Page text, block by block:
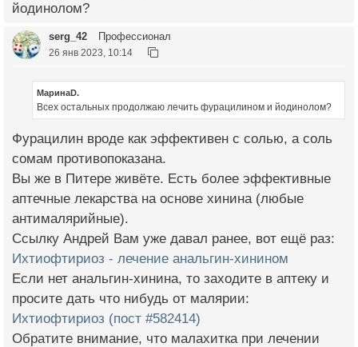
йодинолом?
serg_42 Профессионал
26 янв 2023, 10:14
МаринаD.
Всех остальных продолжаю лечить фурацилином и йодинолом?
Фурацилин вроде как эффективен с солью, а соль
сомам противопоказана.
Вы же в Питере живёте. Есть более эффективные
аптечные лекарства на основе хинина (любые
антималярийные).
Ссылку Андрей Вам уже давал ранее, вот ещё раз:
Ихтиофтириоз - лечение анальгин-хинином
Если нет анальгин-хинина, то заходите в аптеку и
просите дать что нибудь от малярии:
Ихтиофтириоз (пост #582414)
Обратите внимание, что малахитка при лечении